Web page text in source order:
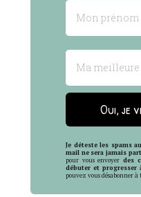
Oui, je
Je déteste les spams
mail ne sera jamais
pour vous envoyer des
débuter et progresser
pouvez vous désabonner